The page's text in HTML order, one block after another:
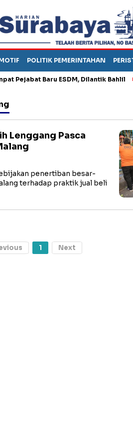
POLITIK PEMERINTAHAN
Baru ESDM, Dilantik Bahlil
Lenggang Pasca
penertiban besar-
terhadap praktik jual beli
1 Next